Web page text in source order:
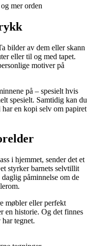
mer orden
bilder av dem eller skann
eller til og med tapet.
motiver på
på – spesielt hvis
spesielt. Samtidig kan du
en kopi selv om papiret
i hjemmet, sender det et
styrker barnets selvtillit
påminnelse om de
møbler eller perfekt
en historie. Og det finnes
tegnet.